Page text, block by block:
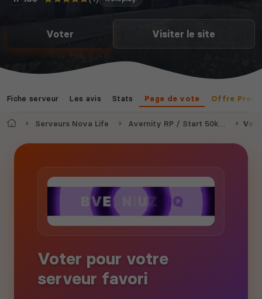
Voter Visiter le site
Fiche serveur Les avis Stats Page de vote Offre
AccueilServeurs Nova Life Avernity RP / Start 50k / Entreprise à reprendre / Mapping inédit
Voter pour votre
serveur favori